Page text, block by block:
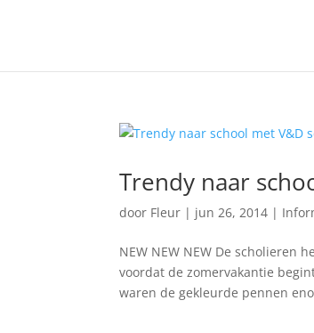
Trendy naar
door Fleur | jun 26, 2014 |
NEW NEW NEW De scholieren
voordat de zomervakantie
waren de gekleurde pennen